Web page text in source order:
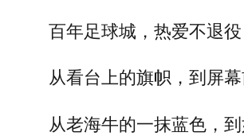
百年足球城，热爱不退役
从看台上的旗帜，到屏幕
从老海牛的一抹蓝色，